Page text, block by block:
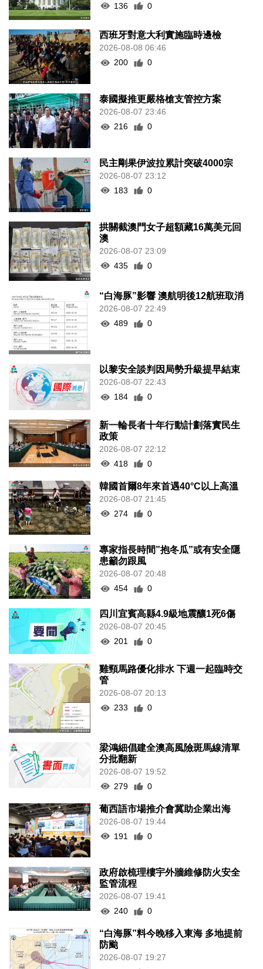
136
0
西班牙對意大利實施臨時邊檢
2026-08-08 06:46
200
0
泰國擬推更嚴格槍支管控方案
2026-08-07 23:46
216
0
民主剛果伊波拉累計突破4000宗
2026-08-07 23:12
183
0
拱關截澳門女子超額藏16萬美元回
澳
2026-08-07 23:09
435
0
“白海豚”影響 澳航明後12航班取消
2026-08-07 22:49
489
0
以黎安全談判因局勢升級提早結束
2026-08-07 22:43
184
0
新一輪長者十年行動計劃落實民生
政策
2026-08-07 22:12
418
0
韓國首爾8年來首遇40°C以上高溫
2026-08-07 21:45
274
0
專家指長時間”抱冬瓜”或有安全隱
患籲勿跟風
2026-08-07 20:48
454
0
四川宜賓高縣4.9級地震釀1死6傷
2026-08-07 20:45
201
0
雞頸馬路優化排水 下週一起臨時交
管
2026-08-07 20:13
233
0
梁鴻細倡建全澳高風險斑馬線清單
分批翻新
2026-08-07 19:52
279
0
葡西語市場推介會冀助企業出海
2026-08-07 19:44
191
0
政府啟梳理樓宇外牆維修防火安全
監管流程
2026-08-07 19:41
240
0
“白海豚”料今晚移入東海 多地提前
防颱
2026-08-07 19:27